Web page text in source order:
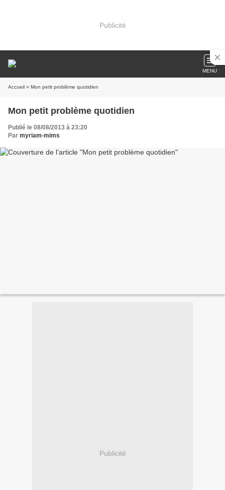
Publicité
MENU
Accueil » Mon petit problème quotidien
Mon petit problème quotidien
Publié le 08/08/2013 à 23:20
Par myriam-mims
Publicité